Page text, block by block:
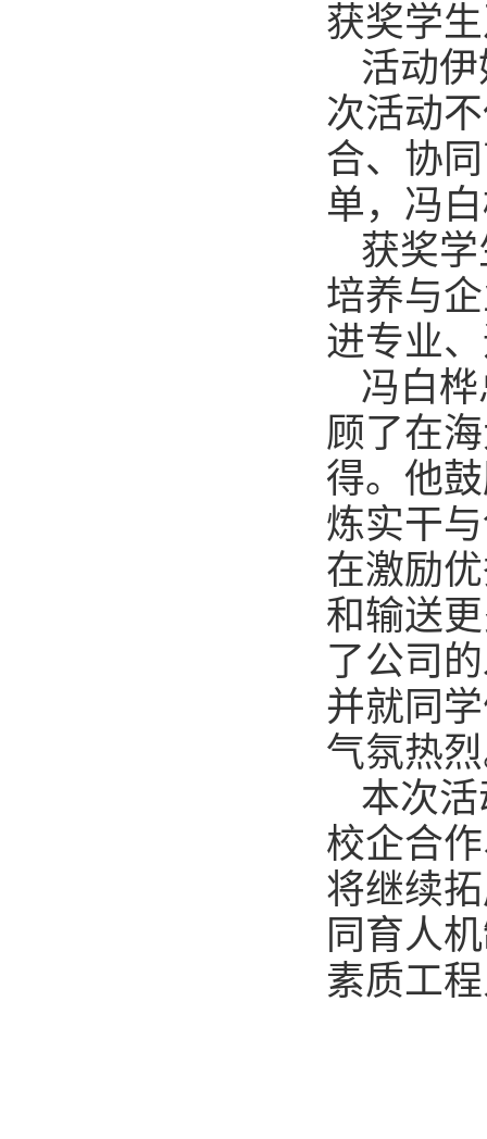
获奖学
活动
次活动
合、协
单，冯
获奖
培养与
进专业
冯白
顾了在
得。他
炼实干
在激励
和输送
了公司
并就同
气氛热
本次
校企合
将继续
同育人
素质工